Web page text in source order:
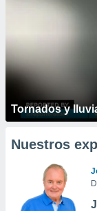
Tornados y
Nuestros